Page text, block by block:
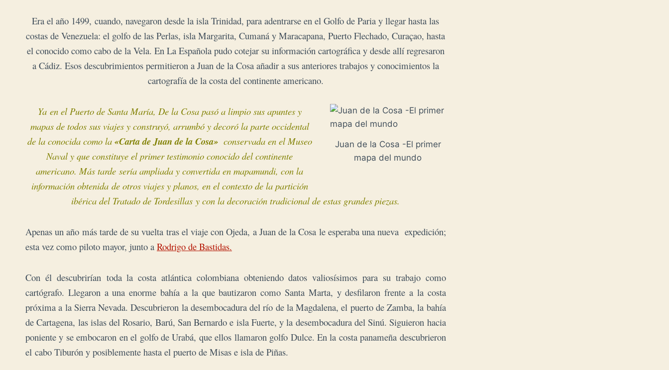
Era el año 1499,cuando, navegaron desde la isla Trinidad, para adentrarse en el Golfo de Paria y llegar hasta las
costas de Venezuela: el golfo de las Perlas, isla Margarita, Cumaná y Maracapana, Puerto Flechado, Curaçao, hasta
el conocido como cabo de la Vela. En La Española pudo cotejar su información cartográfica y desde allí regresaron
a Cádiz. Esos descubrimientos permitieron a Juan de la Cosa añadir a sus anteriores trabajos y conocimientos la
cartografía de la costa del continente americano.
Juan de la Cosa -El primer
mapa del mundo
Ya en el Puerto de Santa María, De la Cosa pasó a limpio sus apuntes y
mapas de todos sus viajes y construyó, arrumbó y decoró la parte occidental
de la conocida como la «Carta de Juan de la Cosa» conservada en el Museo
Naval y que constituye el primer testimonio conocido del continente
americano. Más tardesería ampliada y convertida en mapamundi, con la
información obtenida de otros viajes y planos, en el contexto de la partición
ibérica del Tratado de Tordesillasy con la decoración tradicional de estas grandes piezas.
Apenas un año más tarde de su vuelta tras el viaje con Ojeda, a Juan de la Cosa le esperaba una nueva expedición;
esta vez como piloto mayor, junto a Rodrigo de Bastidas.
Con él descubrirían toda la costa atlántica colombiana obteniendo datos valiosísimos para su trabajo como
cartógrafo. Llegaron a una enorme bahía a la que bautizaron como Santa Marta, y desfilaron frente a la costa
próxima a la Sierra Nevada. Descubrieron la desembocadura del río de la Magdalena, el puerto de Zamba, la bahía
de Cartagena, las islas del Rosario, Barú, San Bernardo e isla Fuerte, y la desembocadura del Sinú. Siguieron hacia
poniente y se embocaron en el golfo de Urabá, que ellos llamaron golfo Dulce. En la costa panameña descubrieron
el cabo Tiburón y posiblemente hasta el puerto de Misas e isla de Piñas.